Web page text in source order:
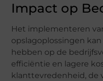
Impact op
Het implementeren
opslagoplossingen
hebben op de
efficiëntie en lagere
klanttevredenheid, de